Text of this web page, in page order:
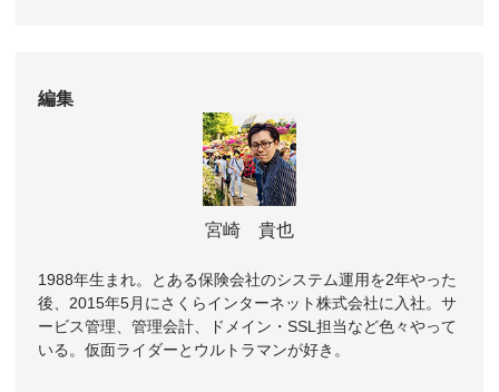
編集
宮崎 貴也
1988年生まれ。とある保険会社のシステム運用を2年やった
後、2015年5月にさくらインターネット株式会社に入社。サ
ービス管理、管理会計、ドメイン・SSL担当など色々やって
いる。仮面ライダーとウルトラマンが好き。